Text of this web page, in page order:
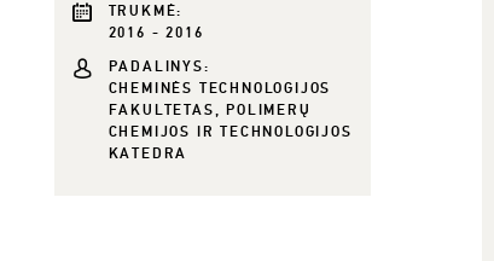
TRUKMĖ:
2016 - 2016
PADALINYS:
CHEMINĖS TECHNOLOGIJOS
FAKULTETAS, POLIMERŲ
CHEMIJOS IR TECHNOLOGIJOS
KATEDRA